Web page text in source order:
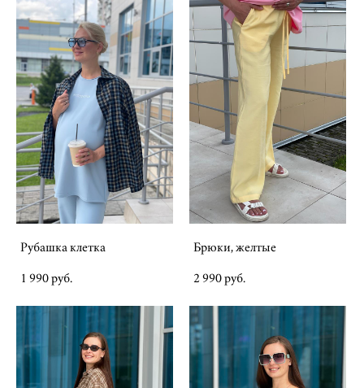
Рубашка клетка
1 990 pуб.
Брюки, желтые
2 990 pуб.